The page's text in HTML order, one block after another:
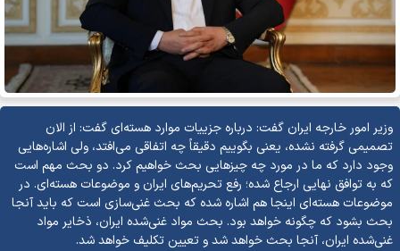
وزیر امور خارجه ایران گفت: درباره جزییات موارد هسته‌ای گفت: از الان
تصمیمی گرفته نشده، یعنی بگوییم دقیقاً چه اتفاقی می‌افتد، ولی اشاره‌هایی
وجود دارد که ما در مورد چه چیزهایی بحث خواهیم کرد. دو بحث مهم است
که به توافق نهایی ارجاع شده؛ رفع تحریم‌های ایران و موضوعات هسته‌ای. در
موضوعات هسته‌ای اینجا هم اشاره شده که بحث غنی‌سازی است که باید آنجا
بحث بشود که چگونه خواهد بود. بحث مواد غنی‌شده ایران، ذخایر مواد
غنی‌شده ایران، آنجا بحث خواهد شد و تعیین تکلیف خواهد شد.